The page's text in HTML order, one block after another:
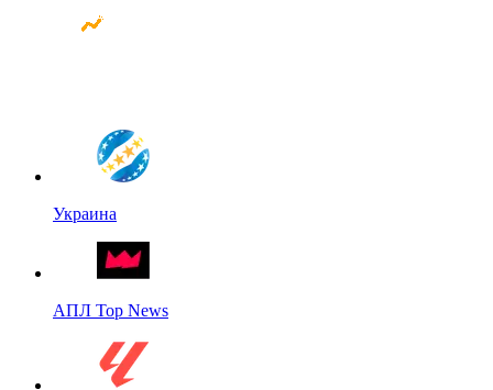
Украина
АПЛ Top News